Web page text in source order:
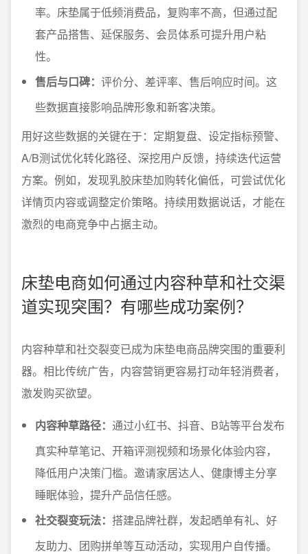
率。床垫属于低频消费品，复购率不高，但通过配
套产品搭售、延保服务、会员体系可提升用户粘
性。
售后与口碑： 评价分、差评率、售后响应时间。这
些数据直接影响品牌形象和新客决策。
用好这些数据的关键在于：定期复盘、设定指标预警、
A/B测试优化转化路径、深挖用户反馈，持续迭代运营
方案。例如，发现乳胶床垫加购转化偏低，可尝试优化
详情页内容或调整定价策略。持续用数据说话，才能在
激烈的电商竞争中占据主动。
床垫电商如何通过内容种草和社交渠
道实现突围？有哪些成功案例？
内容种草和社交裂变已成为床垫电商品牌突围的重要利
器。相比传统广告，内容营销更容易打动年轻消费者，
激发购买欲望。
内容种草路径： 通过小红书、抖音、B站等平台发布
真实种草笔记、开箱评测视频和场景化体验内容，
降低用户决策门槛。邀请家居达人、健康博主分享
睡眠体验，提升产品信任感。
社交裂变玩法： 搭建品牌社群，发起晒单有礼、好
友助力、团购拼单等互动活动，实现用户自传播。